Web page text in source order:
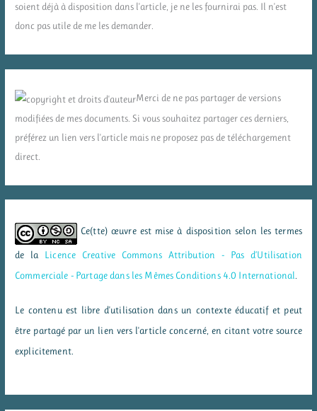
soient déjà à disposition dans l'article, je ne les fournirai pas. Il n'est
donc pas utile de me les demander.
Merci de ne pas partager de versions
modifiées de mes documents. Si vous souhaitez partager ces derniers,
préférez un lien vers l'article mais ne proposez pas de téléchargement
direct.
Ce(tte) œuvre est mise à disposition selon les termes
de la Licence Creative Commons Attribution - Pas d’Utilisation
Commerciale - Partage dans les Mêmes Conditions 4.0 International
Le contenu est libre d'utilisation dans un contexte éducatif et peut
être partagé par un lien vers l'article concerné, en citant votre source
explicitement.